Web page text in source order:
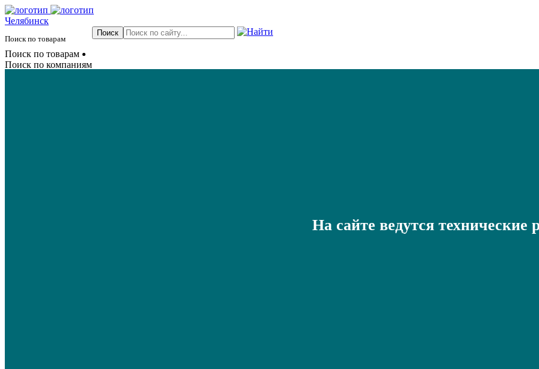
Челябинск
Поиск по товарам
Поиск по товарам
Поиск по компаниям
На сайте ведутся технические